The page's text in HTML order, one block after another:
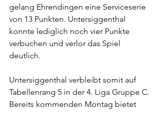
gelang Ehrendingen eine Serviceserie
von 13 Punkten. Untersiggenthal
konnte lediglich noch vier Punkte
verbuchen und verlor das Spiel
deutlich.
Untersiggenthal verbleibt somit auf
Tabellenrang 5 in der 4. Liga Gruppe C.
Bereits kommenden Montag bietet